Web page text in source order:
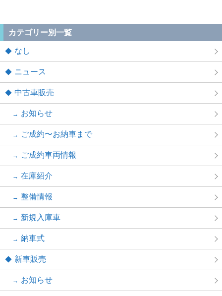
カテゴリー別一覧
なし
ニュース
中古車販売
お知らせ
ご成約〜お納車まで
ご成約車両情報
在庫紹介
整備情報
新規入庫車
納車式
新車販売
お知らせ